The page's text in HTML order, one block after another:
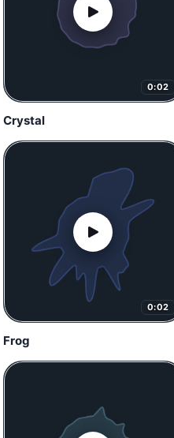
0:02
Crystal
0:02
Frog